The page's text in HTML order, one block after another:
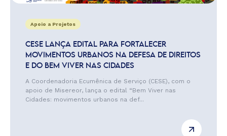
Apoio a Projetos
CESE LANÇA EDITAL PARA FORTALECER
MOVIMENTOS URBANOS NA DEFESA DE DIREITOS
E DO BEM VIVER NAS CIDADES
A Coordenadoria Ecumênica de Serviço (CESE), com o
apoio de Misereor, lança o edital “Bem Viver nas
Cidades: movimentos urbanos na def...